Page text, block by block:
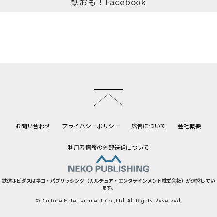
お問い合わせ プライバシーポリシー 広告について 会社概要
利用者情報の外部送信について
鉄道ホビダスはネコ・パブリッシング（カルチュア・エンタテインメント株式会社）が運営してい
ます。
© Culture Entertainment Co.,Ltd. All Rights Reserved.